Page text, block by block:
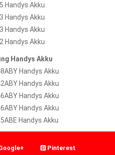
Handys Akku
Handys Akku
Handys Akku
Handys Akku
Handys Akku
Handys Akku
Handys Akku
Handys Akku
Handys Akku
Handys Akku
Pinterest